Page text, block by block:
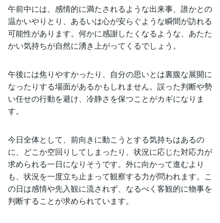
午前中には、感情的に満たされるような出来事、誰かとの
温かいやりとり、あるいは心が安らぐような瞬間が訪れる
可能性があります。何かに感謝したくなるような、あたた
かい気持ちが自然に湧き上がってくるでしょう。
午後には焦りやすかったり、自分の思いとは裏腹な展開に
なったりする場面があるかもしれません。誤った判断や勢
い任せの行動を避け、冷静さを保つことがカギになりま
す。
今日全体として、前向きに動こうとする気持ちはあるの
に、どこか空回りしてしまったり、状況に応じた対応力が
求められる一日になりそうです。外に向かって進むより
も、状況を一度立ち止まって観察する力が問われます。こ
の日は感情や先入観に流されず、なるべく客観的に物事を
判断することが求められています。